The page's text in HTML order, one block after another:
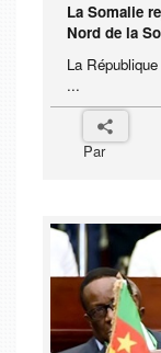
La Somalie
Nord de la
La
...
Par